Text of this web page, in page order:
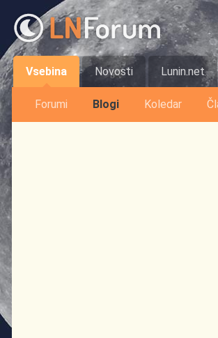
Vsebina
Forumi Blogi Koledar
Novosti Lunin.net